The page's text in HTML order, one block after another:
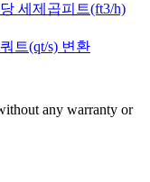
세제곱피트(ft3/h)
트(qt/s) 변환
any warranty or